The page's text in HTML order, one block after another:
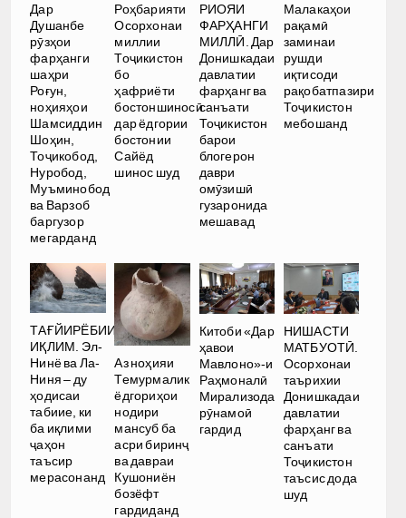
Дар
Душанбе
рӯзҳои
фарҳанги
шаҳри
Роғун,
ноҳияҳои
Шамсиддин
Шоҳин,
Тоҷикобод,
Нуробод,
Муъминобод
ва Варзоб
баргузор
мегарданд
Роҳбарияти
Осорхонаи
миллии
Тоҷикистон
бо
ҳафриёти
бостоншиносӣ
дар ёдгории
бостонии
Сайёд
шинос шуд
РИОЯИ
ФАРҲАНГИ
МИЛЛӢ. Дар
Донишкадаи
давлатии
фарҳанг ва
санъати
Тоҷикистон
барои
блогерон
даври
омӯзишӣ
гузаронида
мешавад
Малакаҳои
рақамӣ
заминаи
рушди
иқтисоди
рақобатпазири
Тоҷикистон
мебошанд
ТАҒЙИРЁБИИ
ИҚЛИМ. Эл-
Нинё ва Ла-
Ниня – ду
ҳодисаи
табиие, ки
ба иқлими
ҷаҳон
таъсир
мерасонанд
Аз ноҳияи
Темурмалик
ёдгориҳои
нодири
мансуб ба
асри биринҷ
ва давраи
Кушониён
бозёфт
гардиданд
Китоби «Дар
ҳавои
Мавлоно»-и
Раҳмоналӣ
Мирализода
рӯнамоӣ
гардид
НИШАСТИ
МАТБУОТӢ.
Осорхонаи
таърихии
Донишкадаи
давлатии
фарҳанг ва
санъати
Тоҷикистон
таъсис дода
шуд